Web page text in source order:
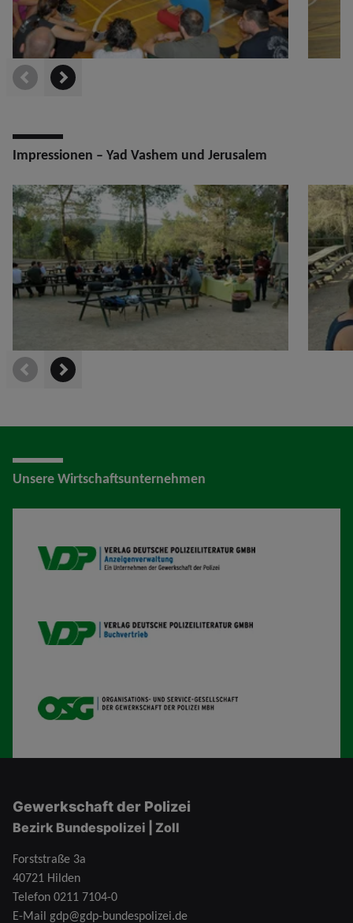
prev next
Impressionen – Yad Vashem und Jerusalem
prev next
Unsere Wirtschaftsunternehmen
VDP AV
VDP B
OSG
Gewerkschaft der Polizei
Bezirk Bundespolizei | Zoll
Forststraße 3a
40721 Hilden
Telefon 0211 7104-0
E-Mail gdp@gdp-bundespolizei.de